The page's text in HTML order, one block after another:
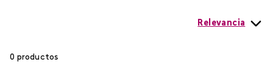
Relevancia
0 productos